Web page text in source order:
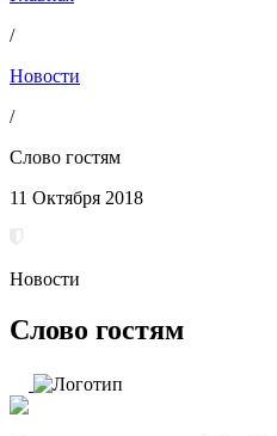
/
Новости
/
Слово гостям
11 Октября 2018
Новости
Слово гостям